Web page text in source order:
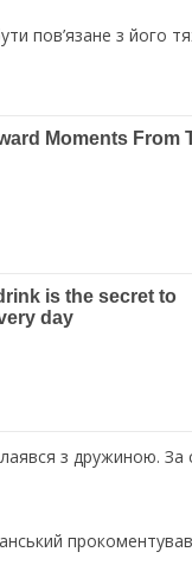
пов’язaнe з його
з дружиною.